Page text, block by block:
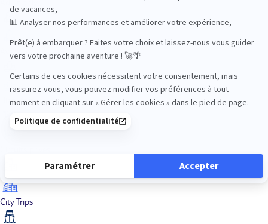
Adult only
Bien-être
Circuits privés
City Trips